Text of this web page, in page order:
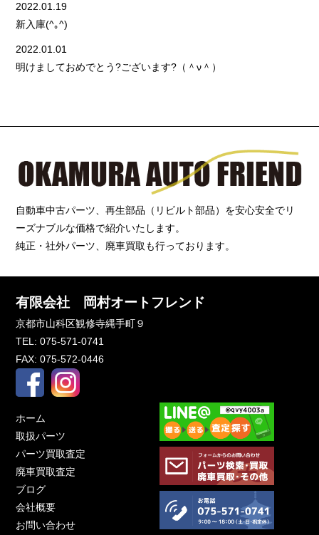
2022.01.19
新入庫(^｡^)
2022.01.01
明けましておめでとう?ございます?（＾ν＾）
自動車中古パーツ、再生部品（リビルト部品）を安心安全でリ
ーズナブルな価格で紹介いたします。
純正・社外パーツ、廃車買取も行っております。
有限会社 岡村オートフレンド
京都市山科区観修寺縄手町９
TEL: 075-571-0741
FAX: 075-572-0446
ホーム
取扱パーツ
パーツ買取査定
廃車買取査定
ブログ
会社概要
お問い合わせ